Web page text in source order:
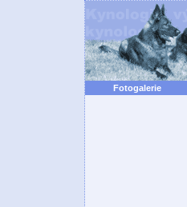
Fotogalerie